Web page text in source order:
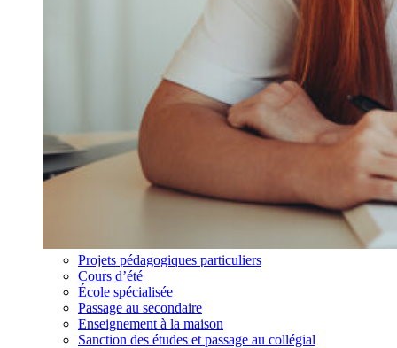
Projets pédagogiques particuliers
Cours d’été
École spécialisée
Passage au secondaire
Enseignement à la maison
Sanction des études et passage au collégial